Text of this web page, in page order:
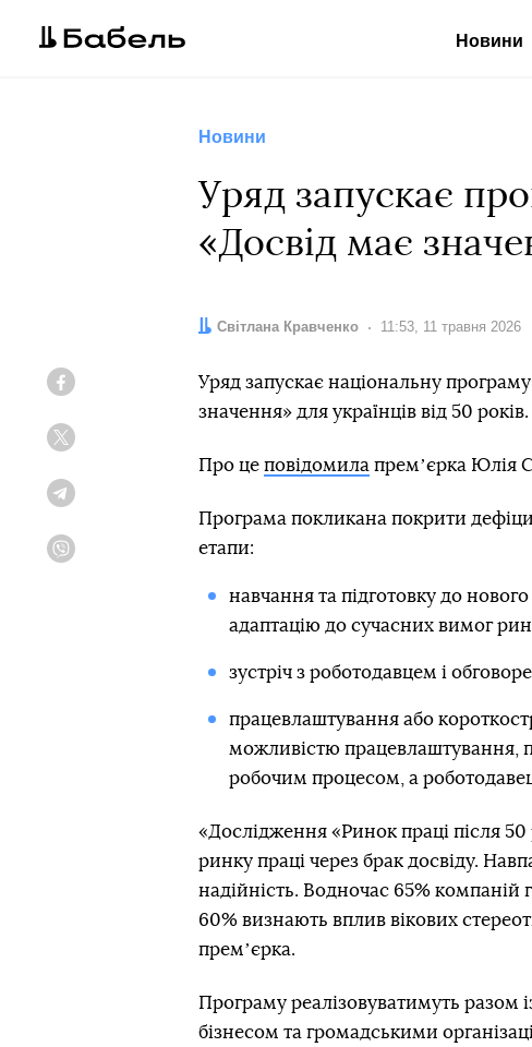
Новини
Новини
Уряд запускає
«Досвід має
Автор:
Світлана Кравченко Дата:
11:53, 11 травня 2026
Уряд запускає національну
значення» для українців від 50 років.
Про це повідомила премʼєрка Юлія
Програма покликана покрити
етапи:
навчання та підготовку до
адаптацію до сучасних вимог
зустріч з роботодавцем і
працевлаштування або
можливістю працевлаштування,
робочим процесом, а
«Дослідження «Ринок праці після
ринку праці через брак досвіду.
надійність. Водночас 65% компаній
60% визнають вплив вікових
премʼєрка.
Програму реалізовуватимуть разом
бізнесом та громадськими